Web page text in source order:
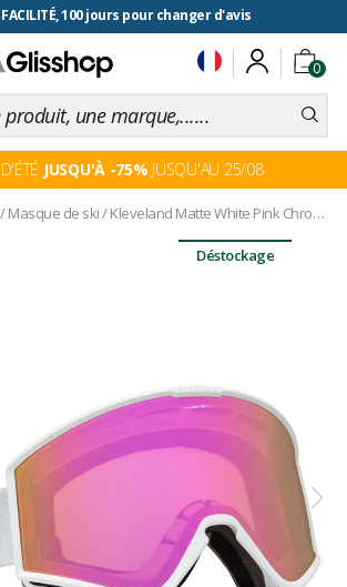
FACILITÉ, 100 jours pour changer d'avis
0
JUSQU'À -75% JUSQU'AU 25/08
/Masque de ski/Kleveland Matte White Pink Chrome
Déstockage